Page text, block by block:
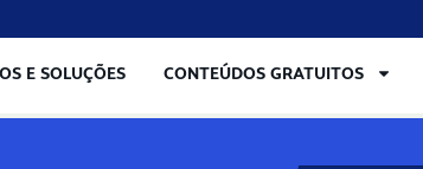
E SOLUÇÕES CONTEÚDOS GRATUITOS